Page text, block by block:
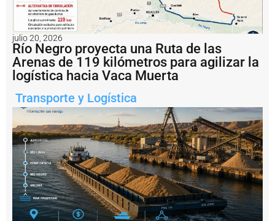
o
e
r
ti
r
s
e
r
a
l
m
e
n
t
e
e
n
julio 20, 2026
Río Negro proyecta una Ruta de las
Arenas de 119 kilómetros para agilizar la
logística hacia Vaca Muerta
Transporte y Logística